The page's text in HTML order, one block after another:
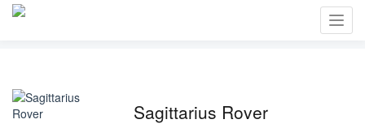
Sagittarius Rover